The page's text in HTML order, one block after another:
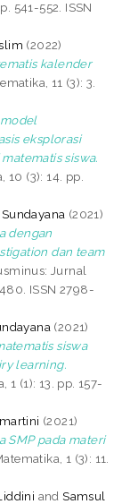
541-552. ISSN
(2022)
kalender
11 (3): 3.
eksplorasi
siswa.
10 (3): 14. pp.
(2021)
dengan
dan team
Jurnal
ISSN 2798-
(2021)
siswa
learning.
(1): 13. pp. 157-
(2021)
SMP pada materi
1 (3): 11.
andSamsul